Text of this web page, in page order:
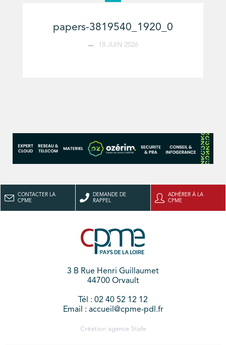
papers-3819540_1920_0
18 JUIN 2026
CONTACTER LA
CPME
DEMANDE DE
RAPPEL
ADHÉRER À LA
CPME
3 B Rue Henri Guillaumet
44700 Orvault
Tél : 02 40 52 12 12
Email : accueil@cpme-pdl.fr
Création agence Stafe